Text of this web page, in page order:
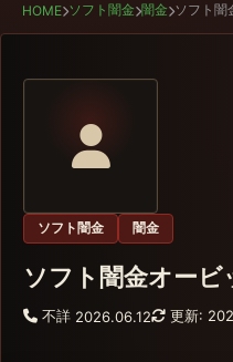
HOME ソフト闇金 闇金 ソフト闇
ソフト闇金 闇金
ソフト闇金オービ
不詳 2026.06.12 更新: